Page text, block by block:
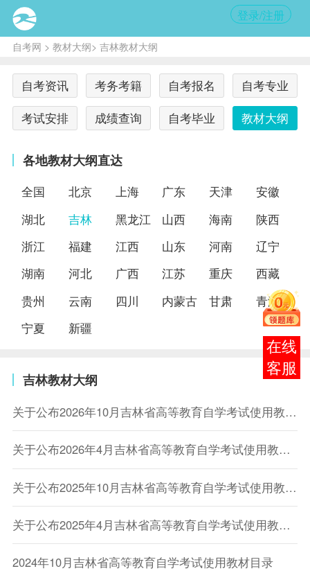
登录/注册
自考网 > 教材大纲> 吉林教材大纲
自考资讯 考务考籍 自考报名
自考专业
考试安排
成绩查询 自考毕业 教材大纲
各地教材大纲直达
全国 北京 上海 广东 天津
安徽
湖北
吉林 黑龙江 山西 海南
陕西
浙江
福建 江西 山东 河南
辽宁
湖南
河北 广西 江苏 重庆
西藏
贵州
云南 四川 内蒙古 甘肃
青海
宁夏
新疆
吉林教材大纲
关于公布2026年10月吉林省高等教育自学考试使用教材目录的通知
关于公布2026年4月吉林省高等教育自学考试使用教材目录的通知
关于公布2025年10月吉林省高等教育自学考试使用教材目录的通知
关于公布2025年4月吉林省高等教育自学考试使用教材目录的通知
2024年10月吉林省高等教育自学考试使用教材目录
报考
咨询